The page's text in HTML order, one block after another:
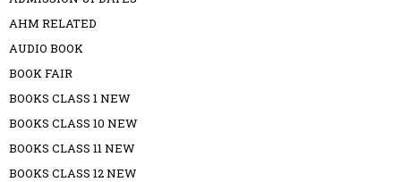
AHM RELATED
AUDIO BOOK
BOOK FAIR
BOOKS CLASS 1 NEW
BOOKS CLASS 10 NEW
BOOKS CLASS 11 NEW
BOOKS CLASS 12 NEW